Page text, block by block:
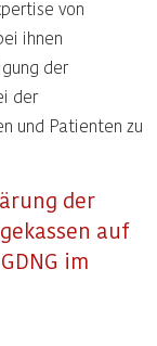
von
ihnen
der
der
und Patienten zu
der
auf
im